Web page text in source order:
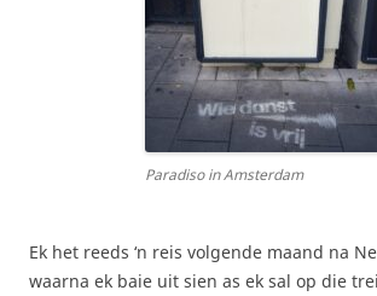
Paradiso in Amsterdam
Ek het reeds ‘n reis volgende maand na
waarna ek baie uit sien as ek sal op die